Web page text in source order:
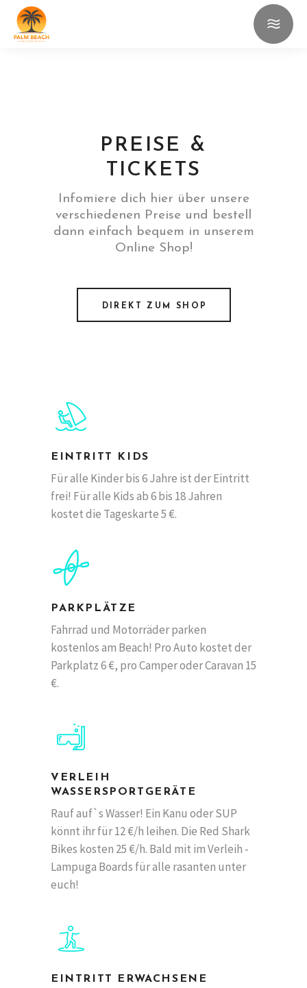
PREISE &
TICKETS
Infomiere dich hier über unsere
verschiedenen Preise und bestell
dann einfach bequem in unserem
Online Shop!
DIREKT ZUM SHOP
EINTRITT KIDS
Für alle Kinder bis 6 Jahre ist der Eintritt
frei! Für alle Kids ab 6 bis 18 Jahren
kostet die Tageskarte 5 €.
PARKPLÄTZE
Fahrrad und Motorräder parken
kostenlos am Beach! Pro Auto kostet der
Parkplatz 6 €, pro Camper oder Caravan 15
€.
VERLEIH
WASSERSPORTGERÄTE
Rauf auf`s Wasser! Ein Kanu oder SUP
könnt ihr für 12 €/h leihen. Die Red Shark
Bikes kosten 25 €/h. Bald mit im Verleih -
Lampuga Boards für alle rasanten unter
euch!
EINTRITT ERWACHSENE